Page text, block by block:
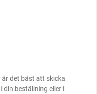
det bäst att skicka
din beställning eller i